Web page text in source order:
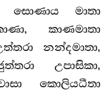
මාතා
කාණමාතා
නන්දමාතා,
උපාසිකා,
කොලියධීතා